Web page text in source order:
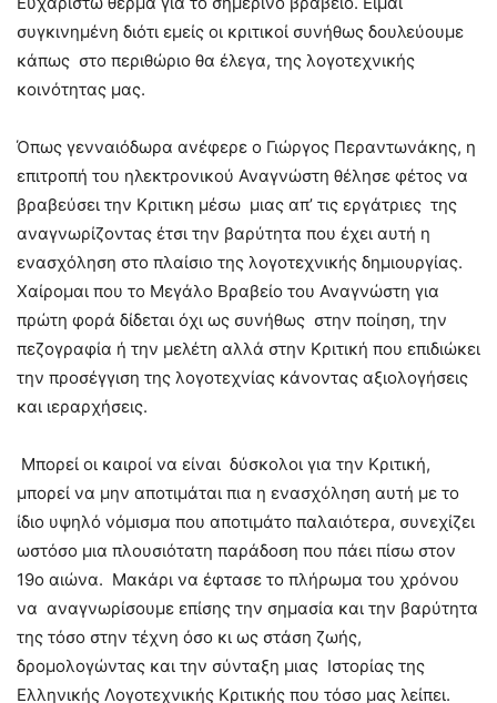
συγκινημένη διότι εμείς οι κριτικοί συνήθως δουλεύουμε
κάπως στο περιθώριο θα έλεγα, της λογοτεχνικής
κοινότητας μας.
Όπως γενναιόδωρα ανέφερε ο Γιώργος Περαντωνάκης, η
επιτροπή του ηλεκτρονικού Αναγνώστη θέλησε φέτος να
βραβεύσει την Κριτικη μέσω μιας απ’ τις εργάτριες της
αναγνωρίζοντας έτσι την βαρύτητα που έχει αυτή η
ενασχόληση στο πλαίσιο της λογοτεχνικής δημιουργίας.
Χαίρομαι που το Μεγάλο Βραβείο του Αναγνώστη για
πρώτη φορά δίδεται όχι ως συνήθως στην ποίηση, την
πεζογραφία ή την μελέτη αλλά στην Κριτική που επιδιώκει
την προσέγγιση της λογοτεχνίας κάνοντας αξιολογήσεις
και ιεραρχήσεις.
Μπορεί οι καιροί να είναι δύσκολοι για την Κριτική,
μπορεί να μην αποτιμάται πια η ενασχόληση αυτή με το
ίδιο υψηλό νόμισμα που αποτιμάτο παλαιότερα, συνεχίζει
ωστόσο μια πλουσιότατη παράδοση που πάει πίσω στον
19ο αιώνα. Μακάρι να έφτασε το πλήρωμα του χρόνου
να αναγνωρίσουμε επίσης την σημασία και την βαρύτητα
της τόσο στην τέχνη όσο κι ως στάση ζωής,
δρομολογώντας και την σύνταξη μιας Ιστορίας της
Ελληνικής Λογοτεχνικής Κριτικής που τόσο μας λείπει.